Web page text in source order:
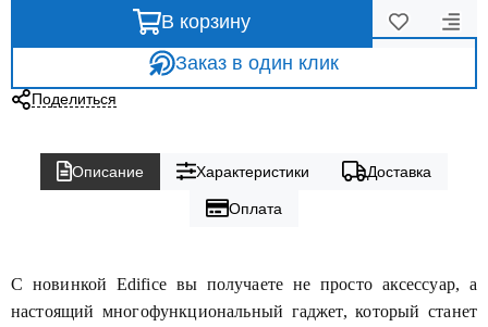
В корзину
Заказ в один клик
Поделиться
Описание Характеристики Доставка
Оплата
С новинкой Edifice вы получаете не просто аксессуар, а
настоящий многофункциональный гаджет, который станет